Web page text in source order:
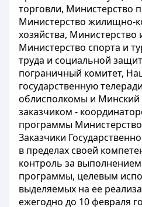
торговли, Министерство
Министерство жилищно-
хозяйства,
Министерство спорта и
труда и социальной
пограничный комитет,
государственную
облисполкомы и Минский
заказчиком -
программы
Заказчики
в пределах своей
контроль за
программы, целевым
выделяемых на ее
ежегодно до 10 февраля